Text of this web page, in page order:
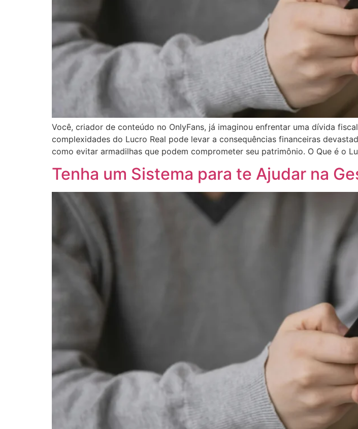
Você, criador de conteúdo no OnlyFans, já imaginou enfrentar uma dívida
complexidades do Lucro Real pode levar a consequências financeiras
como evitar armadilhas que podem comprometer seu patrimônio. O Que é o
Tenha um Sistema para te Ajudar na